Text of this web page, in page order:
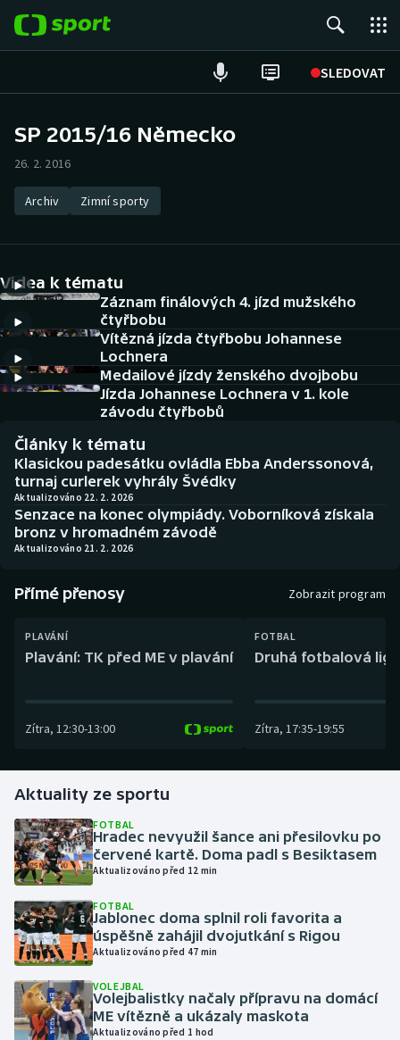
SLEDOVAT
Hokej
Tenis
Atletika
Cyklistika
DALŠÍ SPORTY
Americký fotbal
Baseball a softbal
Basketbal
Biatlon
Boby a skeleton
Box
Curling
Golf
Gymnastika
Házená
Jezdectví
Judo
Krasobruslení
NEPŘEHLÉDNĚTE
Historické návraty
Aplikace ČT sport
AZ kvíz
SP 2015/16 Německo
26. 2. 2016
Archiv Zimní sporty
Videa k tématu
Záznam finálových 4. jízd mužského
čtyřbobu
Vítězná jízda čtyřbobu Johannese
Lochnera
Medailové jízdy ženského dvojbobu
Jízda Johannese Lochnera v 1. kole
závodu čtyřbobů
Články k tématu
Klasickou padesátku ovládla Ebba Anderssonová,
turnaj curlerek vyhrály Švédky
Aktualizováno 22. 2. 2026
Senzace na konec olympiády. Voborníková získala
bronz v hromadném závodě
Aktualizováno 21. 2. 2026
Přímé přenosy Zobrazit program
PLAVÁNÍ
Plavání: TK před ME v plavání
Zítra, 12:30-13:00
FOTBAL
Druhá fotbalová
Zítra, 17:35-19:55
Aktuality ze sportu
FOTBAL
Hradec nevyužil šance ani přesilovku po
červené kartě. Doma padl s Besiktasem
Aktualizováno před 12 min
FOTBAL
Jablonec doma splnil roli favorita a
úspěšně zahájil dvojutkání s Rigou
Aktualizováno před 47 min
VOLEJBAL
Volejbalistky načaly přípravu na domácí
ME vítězně a ukázaly maskota
Aktualizováno před 1 hod